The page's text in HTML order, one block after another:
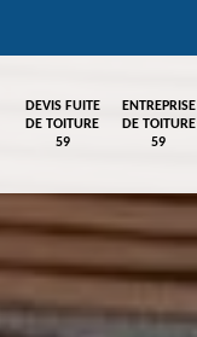
DEVIS FUITE
DE TOITURE
59
ENTREPRISE
DE TOITURE
59